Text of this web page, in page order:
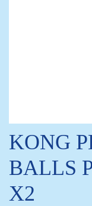
KONG
BALLS
X2